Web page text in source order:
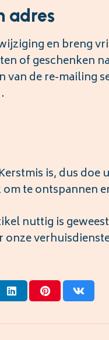
adres
en breng
of geschenken
van de re-mailing
is, dus doe
te ontspannen
nuttig is
onze